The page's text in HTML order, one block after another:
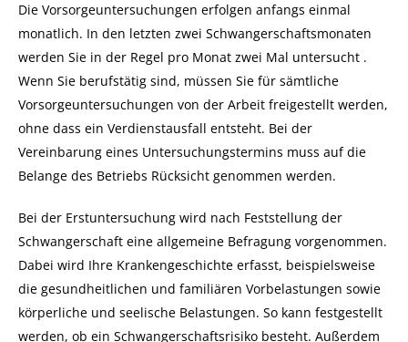
Die Vorsorgeuntersuchungen erfolgen anfangs einmal
monatlich. In den letzten zwei Schwangerschaftsmonaten
werden Sie in der Regel pro Monat zwei Mal untersucht .
Wenn Sie berufstätig sind, müssen Sie für sämtliche
Vorsorgeuntersuchungen von der Arbeit freigestellt werden,
ohne dass ein Verdienstausfall entsteht. Bei der
Vereinbarung eines Untersuchungstermins muss auf die
Belange des Betriebs Rücksicht genommen werden.
Bei der Erstuntersuchung wird nach Feststellung der
Schwangerschaft eine allgemeine Befragung vorgenommen.
Dabei wird Ihre Krankengeschichte erfasst, beispielsweise
die gesundheitlichen und familiären Vorbelastungen sowie
körperliche und seelische Belastungen. So kann festgestellt
werden, ob ein Schwangerschaftsrisiko besteht. Außerdem